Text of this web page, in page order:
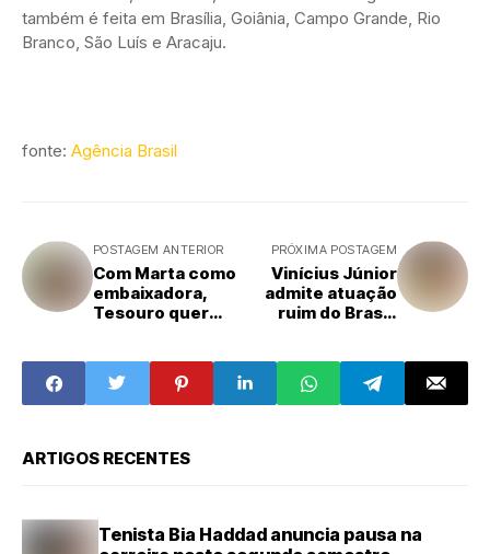
também é feita em Brasília, Goiânia, Campo Grande, Rio
Branco, São Luís e Aracaju.
fonte: Agência Brasil
POSTAGEM ANTERIOR
Com Marta como
embaixadora,
Tesouro quer
PRÓXIMA POSTAGEM
Vinícius Júnior
admite atuação
ruim do Brasil:
ARTIGOS RECENTES
Tenista Bia Haddad anuncia pausa na